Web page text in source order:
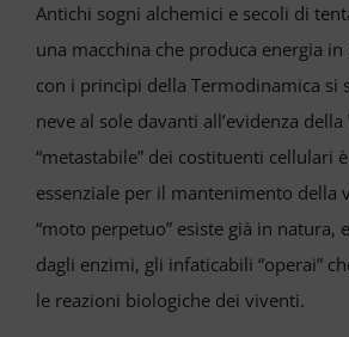
Antichi sogni alchemici e secoli di
una macchina che produca energia
con i princìpi della Termodinamica si
neve al sole davanti all’evidenza
“metastabile” dei costituenti cellulari
essenziale per il mantenimento della
“moto perpetuo” esiste già in natura,
dagli enzimi, gli infaticabili “operai”
le reazioni biologiche dei viventi.